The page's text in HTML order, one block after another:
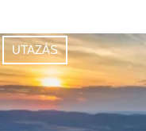
UTAZÁS